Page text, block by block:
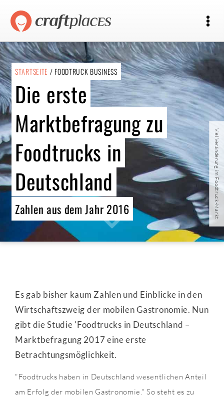
STARTSEITE / FOODTRUCK BUSINESS
Die erste
Marktbefragung zu
Foodtrucks in
Deutschland
Zahlen aus dem Jahr 2016 Viel Veränderung im Foodtruck-Markt
Es gab bisher kaum Zahlen und Einblicke in den
Wirtschaftszweig der mobilen Gastronomie. Nun
gibt die Studie 'Foodtrucks in Deutschland –
Marktbefragung 2017 eine erste
Betrachtungsmöglichkeit.
"Foodtrucks haben in Deutschland wesentlichen Anteil
am Erfolg der mobilen Gastronomie." So steht es zu